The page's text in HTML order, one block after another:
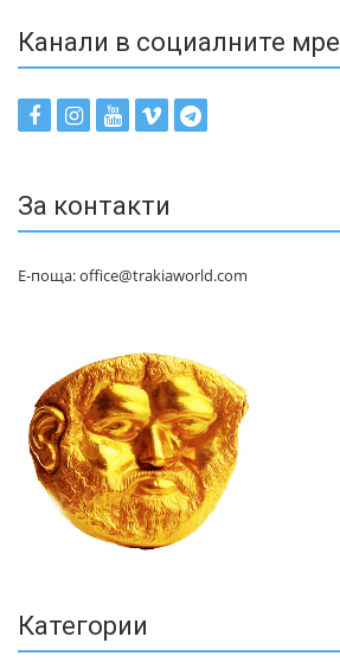
Канали в социалните
За контакти
Е-поща: office@trakiaworld.com
Категории